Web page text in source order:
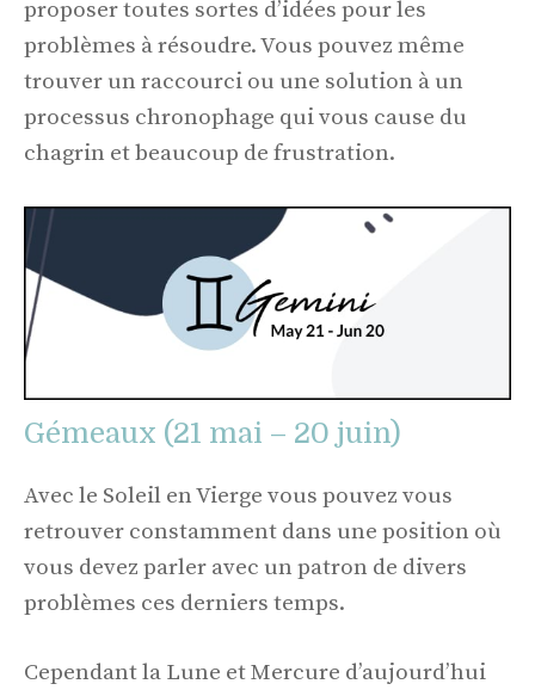
proposer toutes sortes d’idées pour les
problèmes à résoudre. Vous pouvez même
trouver un raccourci ou une solution à un
processus chronophage qui vous cause du
chagrin et beaucoup de frustration.
Gémeaux (21 mai – 20 juin)
Avec le Soleil en Vierge vous pouvez vous
retrouver constamment dans une position où
vous devez parler avec un patron de divers
problèmes ces derniers temps.
Cependant la Lune et Mercure d’aujourd’hui